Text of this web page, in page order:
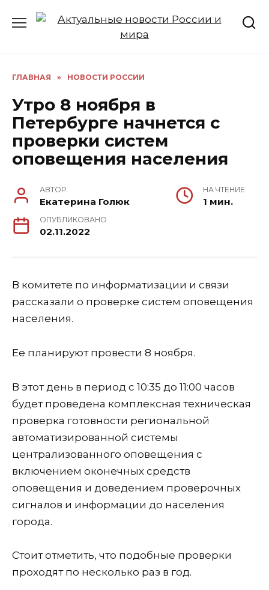
ГЛАВНАЯ » НОВОСТИ РОССИИ
Утро 8 ноября в
Петербурге начнется с
проверки систем
оповещения населения
АВТОР
Екатерина Голюк
НА ЧТЕНИЕ
1 мин.
ОПУБЛИКОВАНО
02.11.2022
В комитете по информатизации и связи
рассказали о проверке систем оповещения
населения.
Ее планируют провести 8 ноября.
В этот день в период с 10:35 до 11:00 часов
будет проведена комплексная техническая
проверка готовности региональной
автоматизированной системы
централизованного оповещения с
включением оконечных средств
оповещения и доведением проверочных
сигналов и информации до населения
города.
Стоит отметить, что подобные проверки
проходят по несколько раз в год.